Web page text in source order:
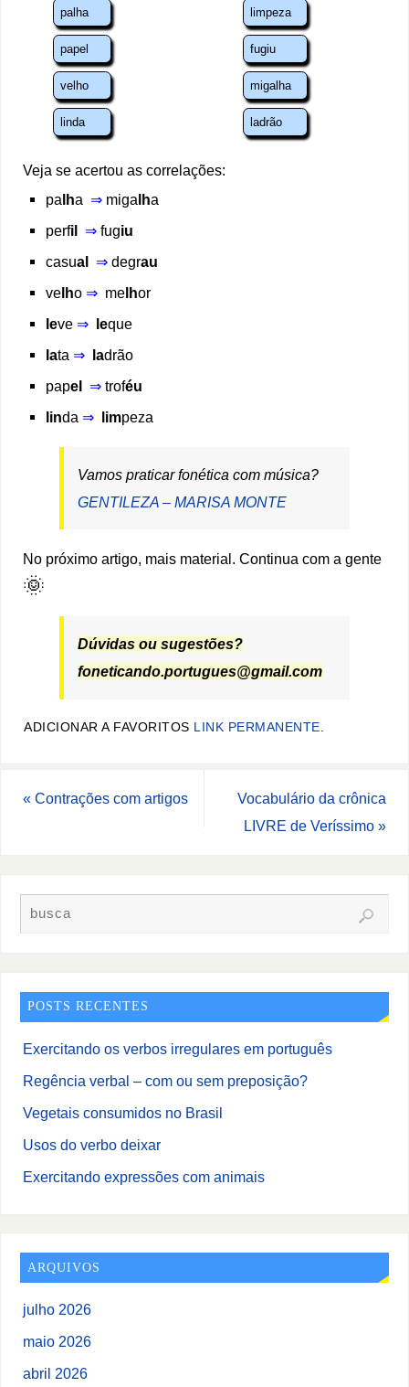
Veja se acertou as correlações:
palha ⇒migalha
perfil ⇒fugiu
casual ⇒degrau
velho ⇒melhor
leve ⇒ leque
lata ⇒ ladrão
papel ⇒troféu
linda ⇒ limpeza
Vamos praticar fonética com música?
GENTILEZA – MARISA MONTE
No próximo artigo, mais material. Continua com a gente
🌞
Dúvidas ou sugestões?
foneticando.portugues@gmail.com
ADICIONAR A FAVORITOS LINK PERMANENTE
« Contrações com artigos
Vocabulário da crônica
LIVRE de Veríssimo »
POSTS RECENTES
Exercitando os verbos irregulares em português
Regência verbal – com ou sem preposição?
Vegetais consumidos no Brasil
Usos do verbo deixar
Exercitando expressões com animais
ARQUIVOS
julho 2026
maio 2026
abril 2026